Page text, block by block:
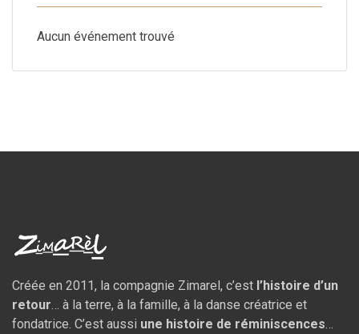
Aucun événement trouvé
Créée en 2011, la compagnie Zimarel, c’est l’histoire d’un
retour… à la terre, à la famille, à la danse créatrice et
fondatrice. C’est aussi une histoire de réminiscences…